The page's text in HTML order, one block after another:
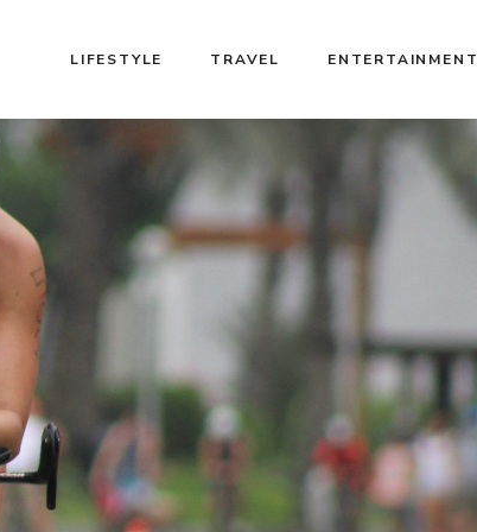
LIFESTYLE TRAVEL ENTERTAINMENT